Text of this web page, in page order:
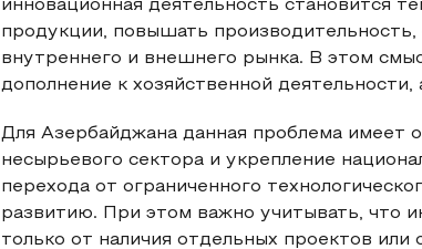
инновационная деятельность становится
продукции, повышать
внутреннего и внешнего рынка. В этом
дополнение к хозяйственной
Для Азербайджана данная проблема имеет
несырьевого сектора и укрепление
перехода от ограниченного
развитию. При этом важно учитывать, что
только от наличия отдельных проектов